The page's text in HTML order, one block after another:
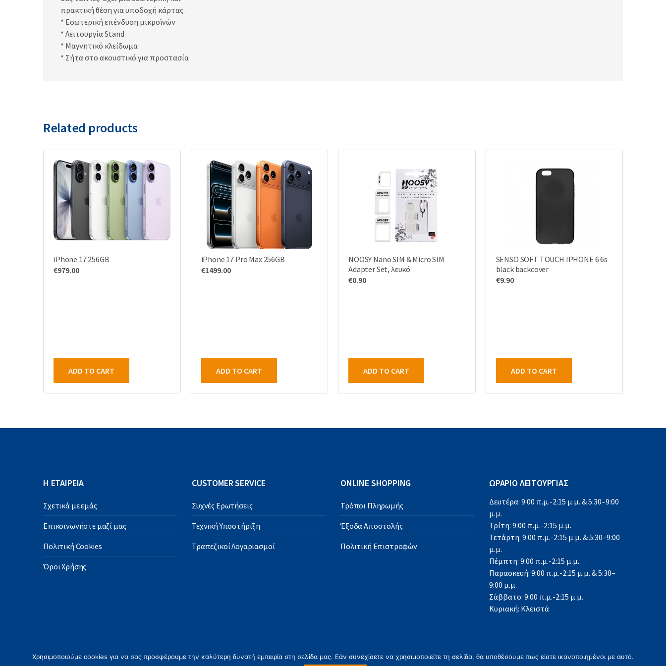
πρακτική θέση για υποδοχή κάρτας.
* Εσωτερική επένδυση μικροϊνών
* Λειτουργία Stand
* Μαγνητικό κλείδωμα
* Σήτα στο ακουστικό για προστασία
Related products
iPhone 17 256GB
€979.00
ADD TO CART
iPhone 17 Pro Max 256GB
€1499.00
ADD TO CART
NOOSY Nano SIM & Micro SIM
Adapter Set, λευκό
€0.90
ADD TO CART
SENSO SOFT TOUCH IPHONE 6 6s
black backcover
€9.90
ADD TO CART
Η ΕΤΑΙΡΕΙΑ
Σχετικά με εμάς
Επικοινωνήστε μαζί μας
Πολιτική Cookies
Όροι Χρήσης
CUSTOMER SERVICE
Συχνές Ερωτήσεις
Τεχνική Υποστήριξη
Τραπεζικοί Λογαριασμοί
ONLINE SHOPPING
Τρόποι Πληρωμής
Έξοδα Αποστολής
Πολιτική Επιστροφών
ΩΡΑΡΙΟ ΛΕΙΤΟΥΡΓΙΑΣ
Δευτέρα: 9:00 π.μ.-2:15 μ.μ. & 5:30–9:00
μ.μ.
Τρίτη: 9:00 π.μ.-2:15 μ.μ.
Τετάρτη: 9:00 π.μ.-2:15 μ.μ. & 5:30–9:00
μ.μ.
Πέμπτη: 9:00 π.μ.-2:15 μ.μ.
Παρασκευή: 9:00 π.μ.-2:15 μ.μ. & 5:30–
9:00 μ.μ.
Σάββατο: 9:00 π.μ.-2:15 μ.μ.
Κυριακή: Κλειστά
Χρησιμοποιούμε cookies για να σας προσφέρουμε την καλύτερη δυνατή εμπειρία στη σελίδα μας. Εάν συνεχίσετε να χρησιμοποιείτε τη σελίδα, θα υποθέσουμε πως είστε ικανοποιημένοι με αυτό.